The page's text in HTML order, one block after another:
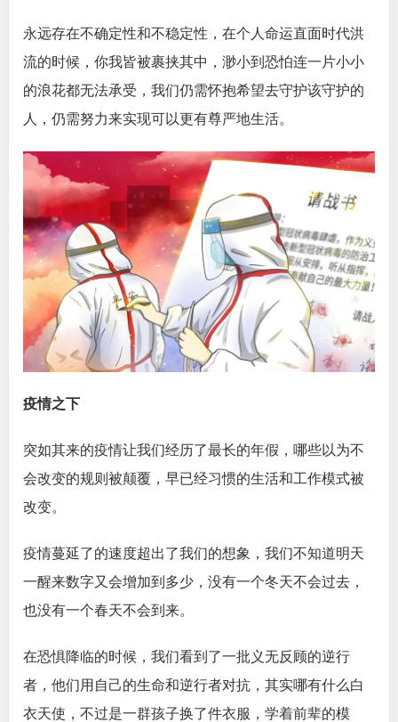
永远存在不确定性和不稳定性，在个人命运直面时代洪
流的时候，你我皆被裹挟其中，渺小到恐怕连一片小小
的浪花都无法承受，我们仍需怀抱希望去守护该守护的
人，仍需努力来实现可以更有尊严地生活。
疫情之下
突如其来的疫情让我们经历了最长的年假，哪些以为不
会改变的规则被颠覆，早已经习惯的生活和工作模式被
改变。
疫情蔓延了的速度超出了我们的想象，我们不知道明天
一醒来数字又会增加到多少，没有一个冬天不会过去，
也没有一个春天不会到来。
在恐惧降临的时候，我们看到了一批义无反顾的逆行
者，他们用自己的生命和逆行者对抗，其实哪有什么白
衣天使，不过是一群孩子换了件衣服，学着前辈的模